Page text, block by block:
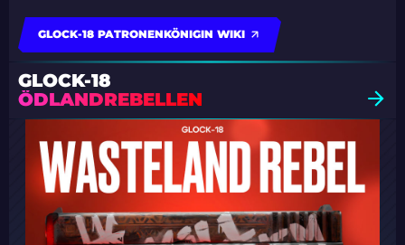
GLOCK-18 PATRONENKÖNIGIN WIKI
GLOCK-18
ÖDLANDREBELLEN